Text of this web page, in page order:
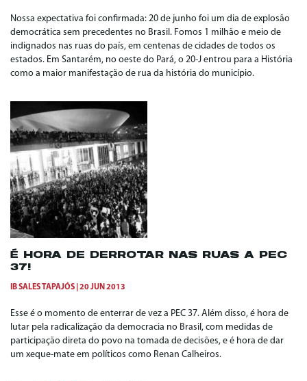
Nossa expectativa foi confirmada: 20 de junho foi um dia de explosão
democrática sem precedentes no Brasil. Fomos 1 milhão e meio de
indignados nas ruas do país, em centenas de cidades de todos os
estados. Em Santarém, no oeste do Pará, o 20-J entrou para a História
como a maior manifestação de rua da história do município.
É HORA DE DERROTAR NAS RUAS A PEC
37!
IB SALES TAPAJÓS 20 JUN 2013
Esse é o momento de enterrar de vez a PEC 37. Além disso, é hora de
lutar pela radicalização da democracia no Brasil, com medidas de
participação direta do povo na tomada de decisões, e é hora de dar
um xeque-mate em políticos como Renan Calheiros.